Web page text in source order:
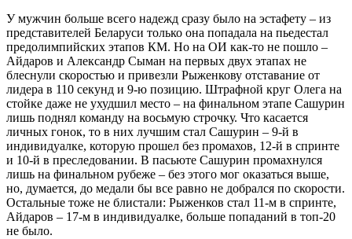
У мужчин больше всего надежд сразу было на эстафету – из
представителей Беларуси только она попадала на пьедестал
предолимпийских этапов КМ. Но на ОИ как-то не пошло –
Айдаров и Александр Сыман на первых двух этапах не
блеснули скоростью и привезли Рыженкову отставание от
лидера в 110 секунд и 9-ю позицию. Штрафной круг Олега на
стойке даже не ухудшил место – на финальном этапе Сашурин
лишь поднял команду на восьмую строчку. Что касается
личных гонок, то в них лучшим стал Сашурин – 9-й в
индивидуалке, которую прошел без промахов, 12-й в спринте
и 10-й в преследовании. В пасьюте Сашурин промахнулся
лишь на финальном рубеже – без этого мог оказаться выше,
но, думается, до медали бы все равно не добрался по скорости.
Остальные тоже не блистали: Рыженков стал 11-м в спринте,
Айдаров – 17-м в индивидуалке, больше попаданий в топ-20
не было.